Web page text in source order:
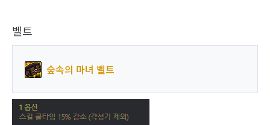
벨트
숲속의 마녀 벨트